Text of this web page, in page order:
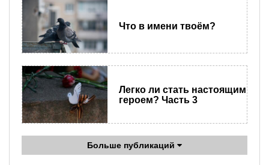
Что в имени твоём?
Легко ли стать настоящим
героем? Часть 3
Больше публикаций